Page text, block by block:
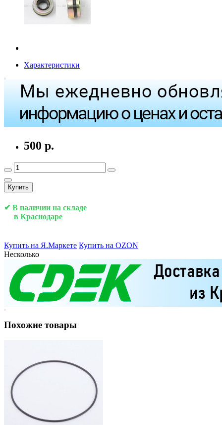
Характеристики
500 р.
Купить
✔ В наличии на складе
в Краснодаре
Купить на Я.Маркете Купить на OZON
Несколько
Похожие товары